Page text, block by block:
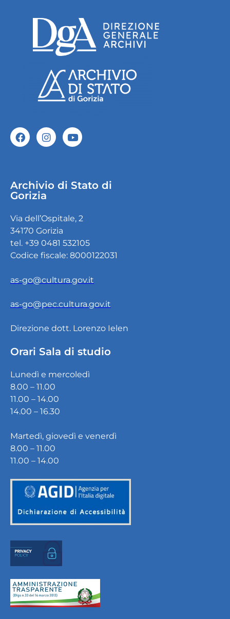
Archivio di Stato di
Gorizia
Via dell’Ospitale, 2
34170 Gorizia
tel. +39 0481 532105
Codice fiscale: 8000122031
as-go@cultura.gov.it
as-go@pec.cultura.gov.it
Direzione dott. Lorenzo Ielen
Orari Sala di studio
Lunedì e mercoledì
8.00 – 11.00
11.00 – 14.00
14.00 – 16.30
Martedì, giovedì e venerdì
8.00 – 11.00
11.00 – 14.00